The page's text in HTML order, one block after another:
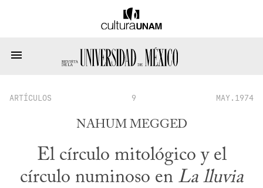
ARTÍCULOS 9 MAY.1974
NAHUM MEGGED
El círculo mitológico y el
círculo numinoso en La lluvia